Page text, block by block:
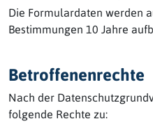
Die Formulardaten werden
Bestimmungen 10 Jahre
Betroffenenrechte
Nach der
folgende Rechte zu: